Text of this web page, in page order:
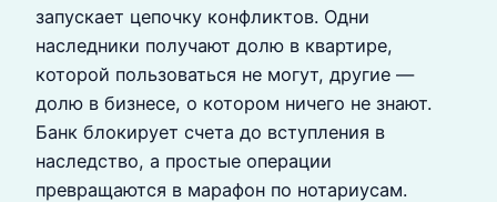
запускает цепочку конфликтов. Одни
наследники получают долю в квартире,
которой пользоваться не могут, другие —
долю в бизнесе, о котором ничего не знают.
Банк блокирует счета до вступления в
наследство, а простые операции
превращаются в марафон по нотариусам.